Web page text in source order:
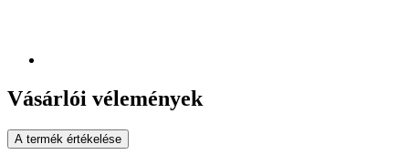
Vásárlói vélemények
A termék értékelése